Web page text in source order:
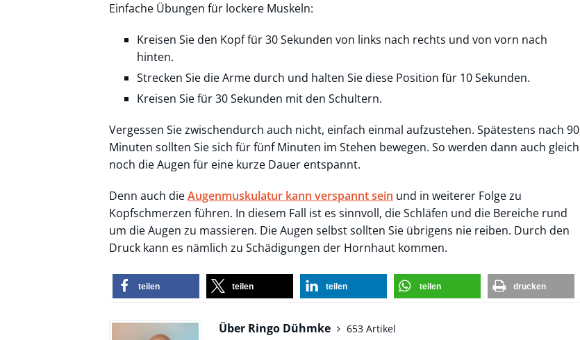
Einfache Übungen für lockere Muskeln:
Kreisen Sie den Kopf für 30 Sekunden von links nach rechts und von vorn nach
hinten.
Strecken Sie die Arme durch und halten Sie diese Position für 10 Sekunden.
Kreisen Sie für 30 Sekunden mit den Schultern.
Vergessen Sie zwischendurch auch nicht, einfach einmal aufzustehen. Spätestens nach 90
Minuten sollten Sie sich für fünf Minuten im Stehen bewegen. So werden dann auch gleich
noch die Augen für eine kurze Dauer entspannt.
Denn auch dieAugenmuskulatur kann verspannt sein und in weiterer Folge zu
Kopfschmerzen führen. In diesem Fall ist es sinnvoll, die Schläfen und die Bereiche rund
um die Augen zu massieren. Die Augen selbst sollten Sie übrigens nie reiben. Durch den
Druck kann es nämlich zu Schädigungen der Hornhaut kommen.
teilen teilen teilen teilen drucken
Über Ringo Dühmke
653 Artikel